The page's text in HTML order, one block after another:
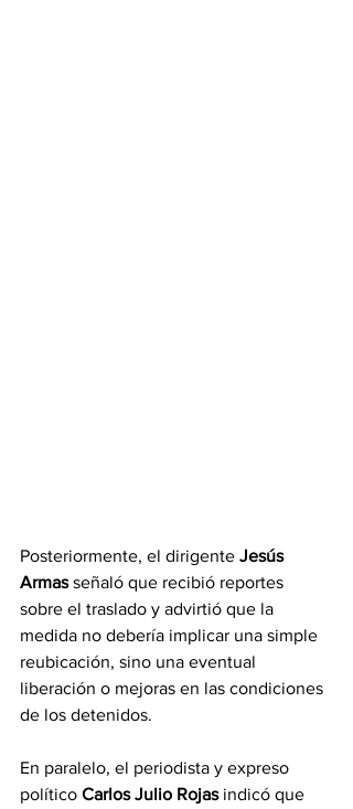
Posteriormente, el dirigente Jesús
Armas señaló que recibió reportes
sobre el traslado y advirtió que la
medida no debería implicar una simple
reubicación, sino una eventual
liberación o mejoras en las condiciones
de los detenidos.
En paralelo, el periodista y expreso
político Carlos Julio Rojas indicó que